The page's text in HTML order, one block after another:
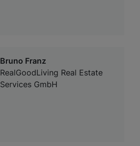
Bruno Franz
RealGoodLiving Real Estate
Services GmbH